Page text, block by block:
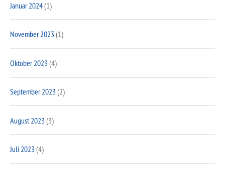
Januar 2024(1)
November 2023(1)
Oktober 2023(4)
September 2023(2)
August 2023(3)
Juli 2023(4)